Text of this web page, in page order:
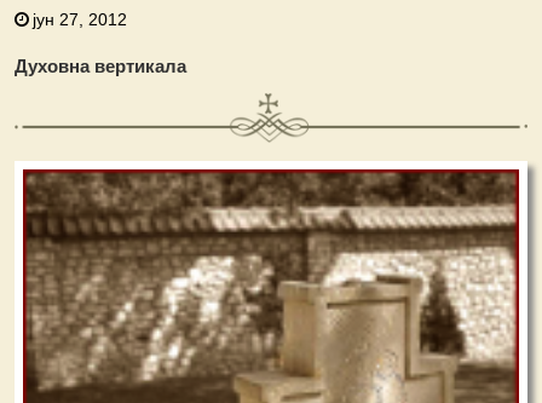
јун 27, 2012
Духовна вертикала